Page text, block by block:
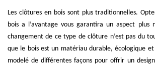
Les clôtures en bois sont plus traditionnelles.
bois a l’avantage vous garantira un aspect
changement de ce type de clôture n’est pas du
que le bois est un matériau durable, écologique
modelé de différentes façons pour offrir un